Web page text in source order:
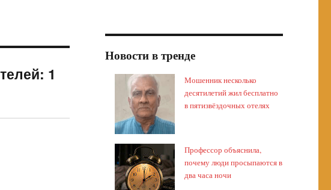
1
Новости в тренде
Мошенник несколько
десятилетий жил бесплатно
в пятизвёздочных отелях
Профессор объяснила,
почему люди просыпаются в
два часа ночи